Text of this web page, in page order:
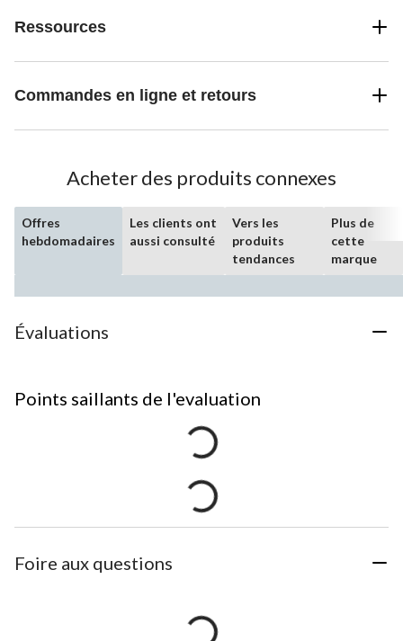
Ressources
Commandes en ligne et retours
Acheter des produits connexes
Offres
hebdomadaires
Les clients ont
aussi consulté
Vers les
produits
tendances
Plus de
cette
marque
Évaluations
Points saillants de l'evaluation
Foire aux questions